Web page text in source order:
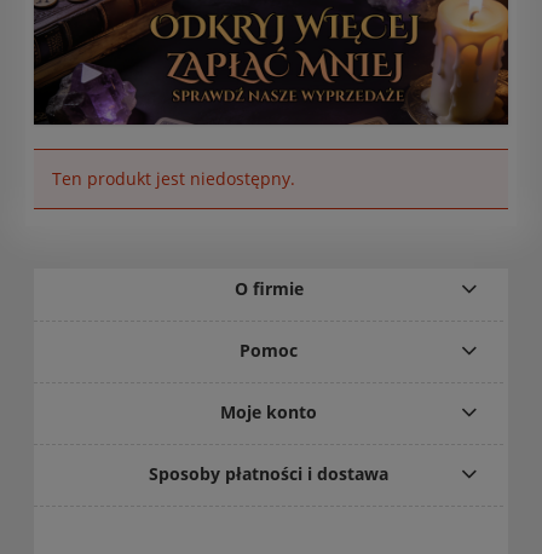
Ten produkt jest niedostępny.
O firmie
Pomoc
Moje konto
Sposoby płatności i dostawa